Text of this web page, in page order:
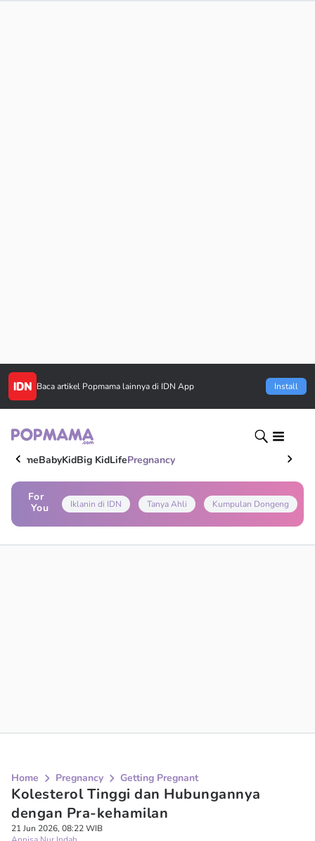
Baca artikel Popmama lainnya di IDN App Install
HomeBabyKidBig KidLifePregnancy
For
You
Iklanin di IDN Tanya Ahli Kumpulan Dongeng
Home Pregnancy Getting Pregnant
Kolesterol Tinggi dan Hubungannya
dengan Pra-kehamilan
21 Jun 2026, 08:22 WIB